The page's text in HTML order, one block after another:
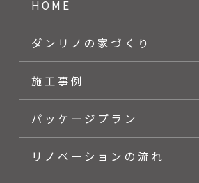
HOME
ダンリノの家づくり
施工事例
パッケージプラン
リノベーションの流れ